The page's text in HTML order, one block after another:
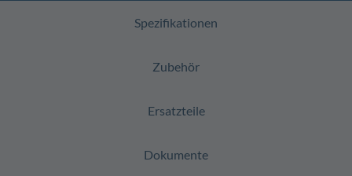
Spezifikationen
Zubehör
Ersatzteile
Dokumente